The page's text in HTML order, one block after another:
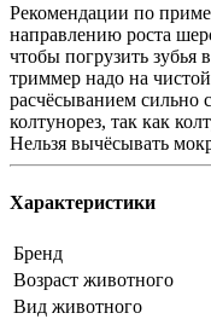
Рекомендации по
направлению роста
чтобы погрузить зубья
триммер надо на
расчёсыванием сильно
колтунорез, так как
Нельзя вычёсывать
Характеристики
Бренд
Возраст животного
Вид животного